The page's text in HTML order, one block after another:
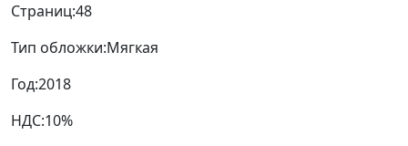
Страниц:48
Тип обложки:Мягкая
Год:2018
НДС:10%